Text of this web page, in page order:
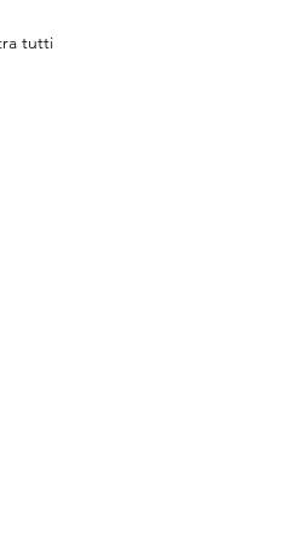
tutti